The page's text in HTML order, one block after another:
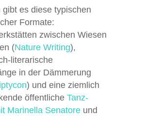
gibt es diese typischen
Formate:
zwischen Wiesen
(Nature Writing),
literarische
in der Dämmerung
) und eine ziemlich
öffentliche Tanz-
Marinella Senatore und